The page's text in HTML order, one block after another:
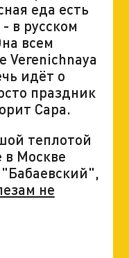
еда есть
в русском
всем
Verenichnaya
идёт о
праздник
Сара.
теплотой
в Москве
не